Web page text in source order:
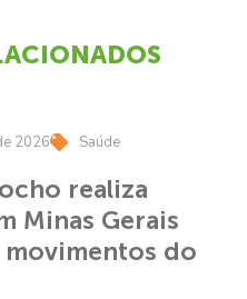
2026 Saúde
realiza
Minas Gerais
do